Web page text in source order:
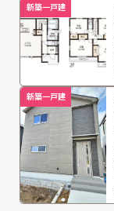
新築一戸建
新築一戸建